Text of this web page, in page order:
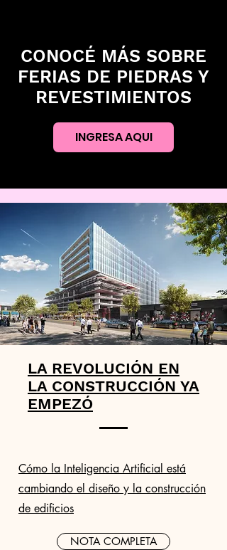
CONOCÉ MÁS SOBRE
FERIAS DE PIEDRAS Y
REVESTIMIENTOS
INGRESA AQUI
LA REVOLUCIÓN EN
LA CONSTRUCCIÓN YA
EMPEZÓ
Cómo la Inteligencia Artificial está
cambiando el diseño y la construcción
de edificios
NOTA COMPLETA